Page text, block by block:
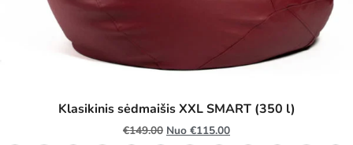
Klasikinis sėdmaišis XXL SMART (350 l)
€149.00 Nuo €115.00